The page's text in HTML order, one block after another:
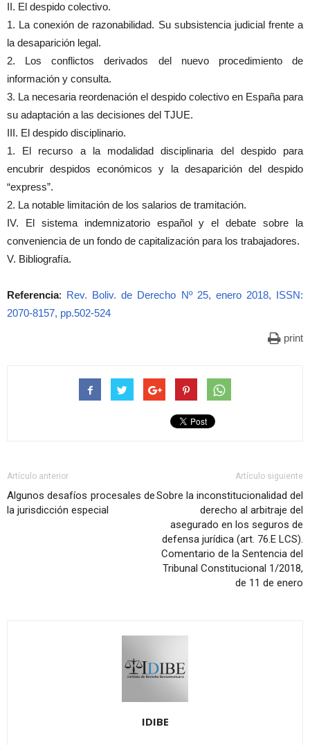
II. El despido colectivo.
1. La conexión de razonabilidad. Su subsistencia judicial frente a
la desaparición legal.
2. Los conflictos derivados del nuevo procedimiento de
información y consulta.
3. La necesaria reordenación el despido colectivo en España para
su adaptación a las decisiones del TJUE.
III. El despido disciplinario.
1. El recurso a la modalidad disciplinaria del despido para
encubrir despidos económicos y la desaparición del despido
“express”.
2. La notable limitación de los salarios de tramitación.
IV. El sistema indemnizatorio español y el debate sobre la
conveniencia de un fondo de capitalización para los trabajadores.
V. Bibliografía.
Referencia: Rev. Boliv. de Derecho Nº 25, enero 2018, ISSN:
2070-8157, pp.502-524
print
Artículo anterior
Algunos desafíos procesales de
la jurisdicción especial
Artículo siguiente
Sobre la inconstitucionalidad del
derecho al arbitraje del
asegurado en los seguros de
defensa jurídica (art. 76.E LCS).
Comentario de la Sentencia del
Tribunal Constitucional 1/2018,
de 11 de enero
IDIBE